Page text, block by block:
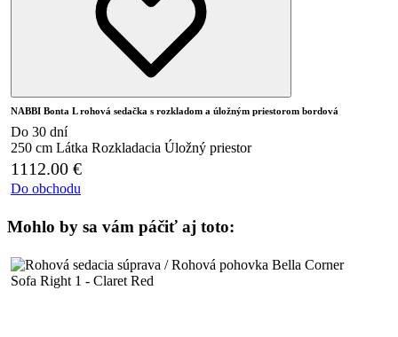
NABBI Bonta L rohová sedačka s rozkladom a úložným priestorom bordová
Do 30 dní
250 cm Látka Rozkladacia Úložný priestor
1112.00 €
Do obchodu
Mohlo by sa vám páčiť aj toto: